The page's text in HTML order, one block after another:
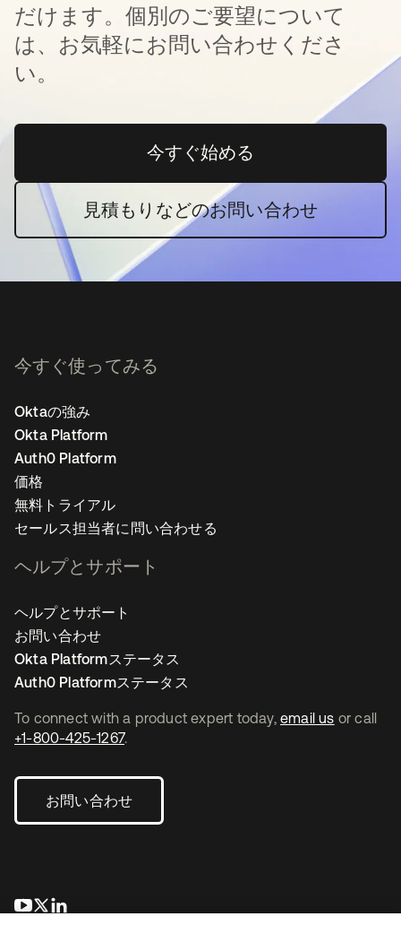
だけます。個別のご要望について
は、お気軽にお問い合わせくださ
い。
今すぐ始める新しいタブで開く
見積もりなどのお問い合わせ
To connect with a product expert today, email us or call
+1-800-425-1267.
お問い合わせ
新しいタブで開く
新しいタブで開く
今すぐ使ってみる
Oktaの強み
Okta Platform
Auth0 Platform
価格
無料トライアル
セールス担当者に問い合わせる
ヘルプとサポート
ヘルプとサポート
お問い合わせ
Okta Platformステータス
Auth0 Platformステータス